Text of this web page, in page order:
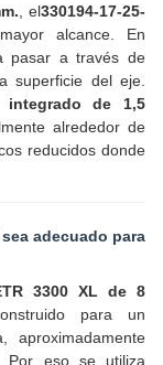
, el330194-17-25-
alcance. En
pasar a través de
superficie del eje.
integrado de 1,5
alrededor de
reducidos donde
adecuado para
3300 XL de 8
para un
aproximadamente
. Por eso se utiliza